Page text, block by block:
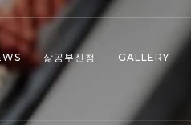
삶공부신청 GALLERY